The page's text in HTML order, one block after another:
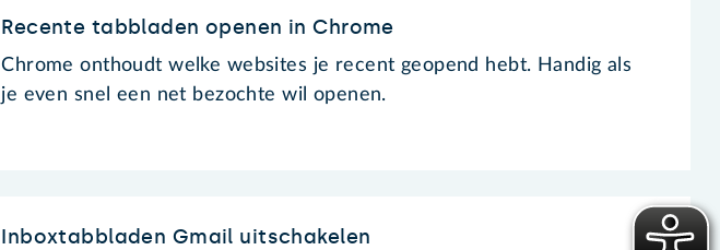
Recente tabbladen openen in Chrome
Chrome onthoudt welke websites je recent geopend hebt. Handig als
je even snel een net bezochte wil openen.
Inboxtabbladen Gmail uitschakelen